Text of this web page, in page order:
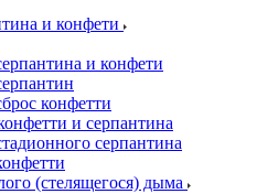
и конфети
и конфети
конфетти
и серпантина
серпантина
(стелящегося) дыма